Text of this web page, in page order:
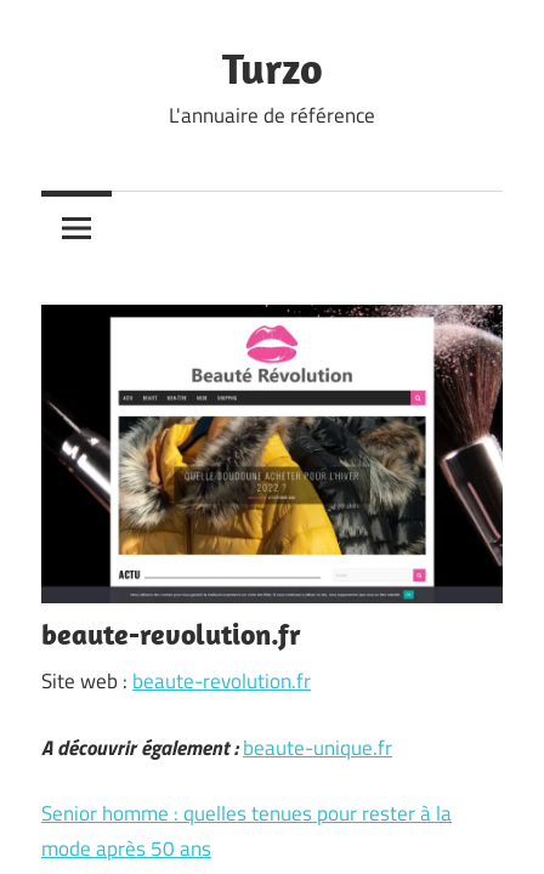
Turzo
L'annuaire de référence
beaute-revolution.fr
Site web : beaute-revolution.fr
A découvrir également :beaute-unique.fr
Senior homme : quelles tenues pour rester à la
mode après 50 ans